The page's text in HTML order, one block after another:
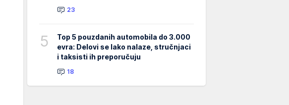
23
5
Top 5 pouzdanih automobila do 3.000
evra: Delovi se lako nalaze, stručnjaci
i taksisti ih preporučuju
18